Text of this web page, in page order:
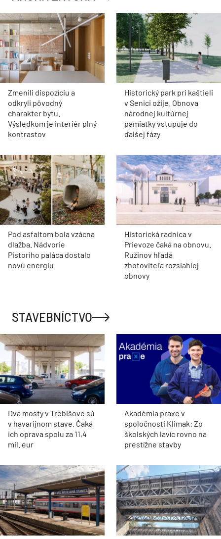
Zmenili dispozíciu a
odkryli pôvodný
charakter bytu.
Výsledkom je interiér plný
kontrastov
Historický park pri kaštieli
v Senici ožije. Obnova
národnej kultúrnej
pamiatky vstupuje do
ďalšej fázy
Pod asfaltom bola vzácna
dlažba. Nádvorie
Pistoriho paláca dostalo
novú energiu
Historická radnica v
Prievoze čaká na obnovu.
Ružinov hľadá
zhotoviteľa rozsiahlej
obnovy
STAVEBNÍCTVO
Dva mosty v Trebišove sú
v havarijnom stave. Čaká
ich oprava spolu za 11,4
mil. eur
Akadémia praxe v
spoločnosti Klimak: Zo
školských lavíc rovno na
prestížne stavby